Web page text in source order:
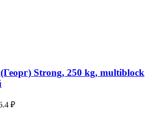
Strong, 250 kg, multiblock
₽